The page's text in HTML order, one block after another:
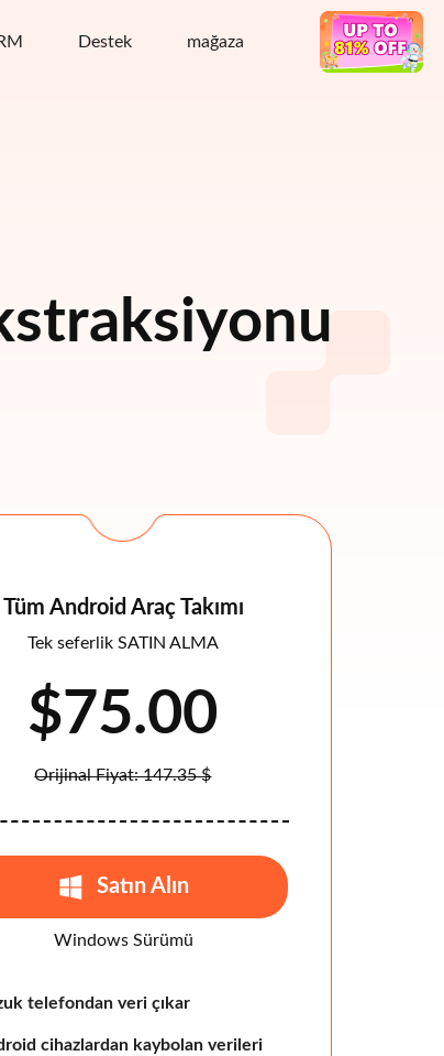
Destek mağaza
Sıcak anlaşma
Tüm Android Araç Takımı
Tek seferlik SATIN ALMA
$75.00
Orijinal Fiyat: 147.35 $
Satın Alın
Windows Sürümü
telefondan veri çıkar
cihazlardan kaybolan verileri